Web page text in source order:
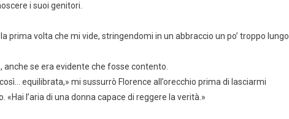
i suoi genitori.
prima volta che mi vide, stringendomi in un abbraccio un po’ troppo lungo.
se era evidente che fosse contento.
equilibrata,» mi sussurrò Florence all’orecchio prima di lasciarmi
l’aria di una donna capace di reggere la verità.»